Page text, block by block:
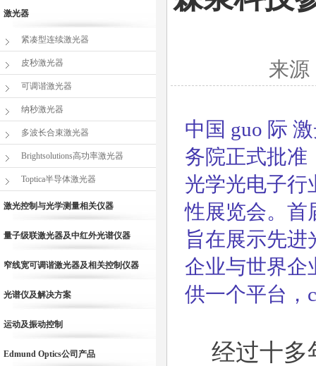
来源
中国 guo 际
务院正式批准
光学光电子行
性展览会。首
旨在展示先
企业与世界企
供一个平台，
经过十多
激光器
紧凑型连续激光器
皮秒激光器
可调谐激光器
纳秒激光器
多波长合束激光器
Brightsolutions高功率激光器
Toptica半导体激光器
激光控制与光学测量相关仪器
量子级联激光器及中红外光谱仪器
窄线宽可调谐激光器及相关控制仪器
光谱仪及解决方案
运动及振动控制
Edmund Optics公司产品